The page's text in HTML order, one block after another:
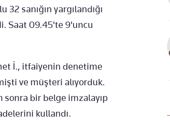
sanığın yargılandığı
Saat 09.45'te 9'uncu
İ., itfaiyenin denetime
ve müşteri alıyorduk.
bir belge imzalayıp
kullandı.